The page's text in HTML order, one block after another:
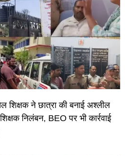
शिक्षक ने छात्रा की बनाई अश्लील
निलंबन, BEO पर भी कार्रवाई